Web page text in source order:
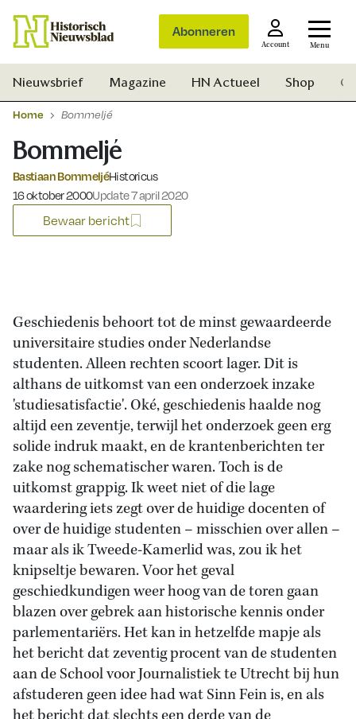
Abonneren
Account Menu
Zoek
Nieuwsbrief Magazine HN Actueel Shop
Home Bommeljé
Bommeljé
Bastiaan BommeljéHistoricus
Gepubliceerd op:
16 oktober 2000Update 7 april 2020
Bewaar bericht
Geschiedenis behoort tot de minst gewaardeerde
universitaire studies onder Nederlandse
studenten. Alleen rechten scoort lager. Dit is
althans de uitkomst van een onderzoek inzake
'studiesatisfactie'. Oké, geschiedenis haalde nog
altijd een zeventje, terwijl het onderzoek geen erg
solide indruk maakt, en de krantenberichten ter
zake nog schematischer waren. Toch is de
uitkomst grappig. Ik weet niet of die lage
waardering iets zegt over de huidige docenten of
over de huidige studenten – misschien over allen –
maar als ik Tweede-Kamerlid was, zou ik het
knipseltje bewaren. Voor het geval
geschiedkundigen weer hoog van de toren gaan
blazen over gebrek aan historische kennis onder
parlementariërs. Het kan in hetzelfde mapje als
het bericht dat zeventig procent van de studenten
aan de School voor Journalistiek te Utrecht bij hun
afstuderen geen idee had wat Sinn Fein is, en als